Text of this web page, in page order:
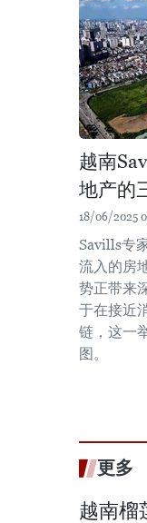
越南
地产的
18/06/2025
Savills专
流入的房
势正带来
于在接近
链，这一
图。
更多
越南榴